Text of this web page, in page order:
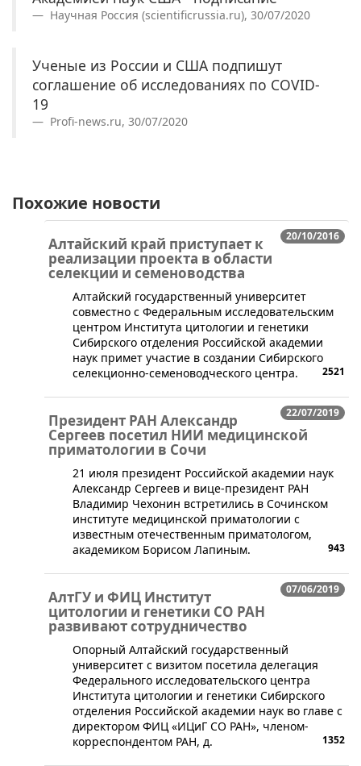
Научная Россия (scientificrussia.ru), 30/07/2020
Ученые из России и США подпишут
соглашение об исследованиях по COVID-
19
Profi-news.ru, 30/07/2020
Похожие новости
20/10/2016
Алтайский край приступает к
реализации проекта в области
селекции и семеноводства
​Алтайский государственный университет
совместно с Федеральным исследовательским
центром Института цитологии и генетики
Сибирского отделения Российской академии
наук примет участие в создании Сибирского
селекционно-семеноводческого центра.
2521
22/07/2019
Президент РАН Александр
Сергеев посетил НИИ медицинской
приматологии в Сочи
​21 июля президент Российской академии наук
Александр Сергеев и вице-президент РАН
Владимир Чехонин встретились в Сочинском
институте медицинской приматологии с
известным отечественным приматологом,
академиком Борисом Лапиным.
943
07/06/2019
АлтГУ и ФИЦ Институт
цитологии и генетики СО РАН
развивают сотрудничество
Опорный Алтайский государственный
университет с визитом посетила делегация
Федерального исследовательского центра
Института цитологии и генетики Сибирского
отделения Российской академии наук во главе с
директором ФИЦ «ИЦиГ СО РАН», членом-
корреспондентом РАН, д.
1352